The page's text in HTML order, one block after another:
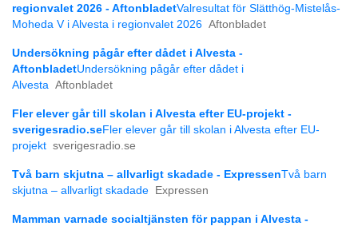
regionvalet 2026 - AftonbladetValresultat för Slätthög-Mistelås-
Moheda V i Alvesta i regionvalet 2026 Aftonbladet
Undersökning pågår efter dådet i Alvesta -
AftonbladetUndersökning pågår efter dådet i
Alvesta Aftonbladet
Fler elever går till skolan i Alvesta efter EU-projekt -
sverigesradio.seFler elever går till skolan i Alvesta efter EU-
projekt sverigesradio.se
Två barn skjutna – allvarligt skadade - ExpressenTvå barn
skjutna – allvarligt skadade
Expressen
Mamman varnade socialtjänsten för pappan i Alvesta -